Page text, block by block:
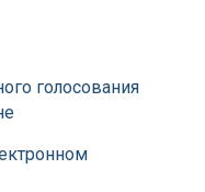
голосования